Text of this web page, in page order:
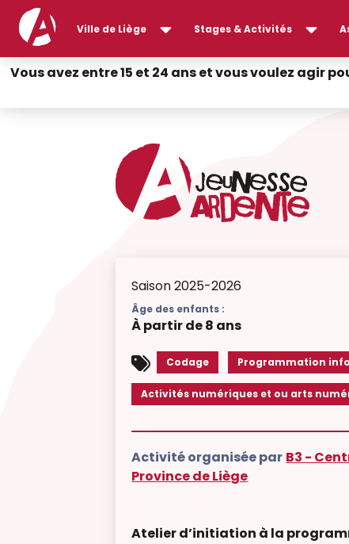
Ville de Liège Stages & Activités
Vous avez entre 15 et 24 ans et vous voulez agir
Saison 2025-2026
Âge des enfants :
À partir de 8 ans
Codage Programmation
Activités numériques et ou arts
Activité organisée par B3 -
Province de Liège
Atelier d’initiation à la